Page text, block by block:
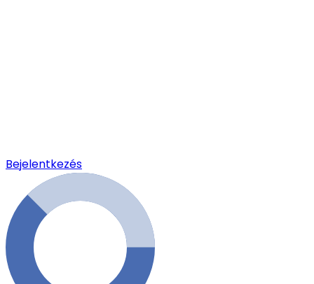
Bejelentkezés